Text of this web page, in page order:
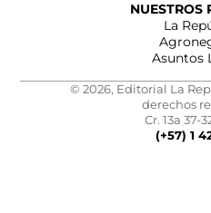
NUESTROS
La
Asuntos
© 2026, Editorial La
derechos
Cr. 13a 37-
(+57) 1